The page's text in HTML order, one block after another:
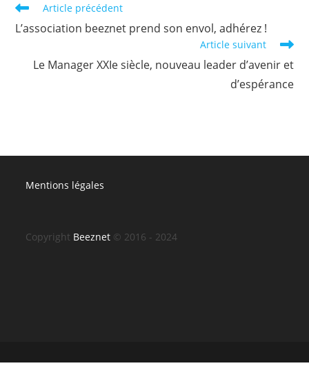
Read
articles
Article précédent
L’association beeznet prend son envol, adhérez !
Article suivant
Le Manager XXIe siècle, nouveau leader d’avenir et
d’espérance
Mentions légales
Copyright Beeznet © 2016 - 2024